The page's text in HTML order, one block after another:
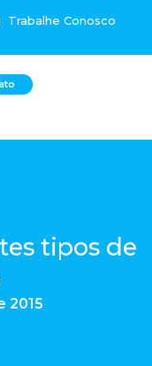
Trabalhe Conosco
tipos de
2015